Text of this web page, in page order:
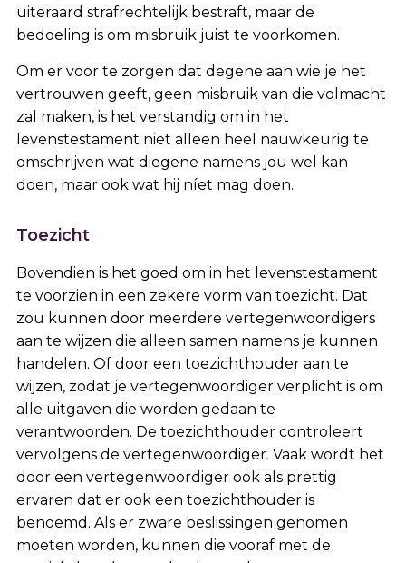
uiteraard strafrechtelijk bestraft, maar de
bedoeling is om misbruik juist te voorkomen.
Om er voor te zorgen dat degene aan wie je het
vertrouwen geeft, geen misbruik van die volmacht
zal maken, is het verstandig om in het
levenstestament niet alleen heel nauwkeurig te
omschrijven wat diegene namens jou wel kan
doen, maar ook wat hij níet mag doen.
Toezicht
Bovendien is het goed om in het levenstestament
te voorzien in een zekere vorm van toezicht. Dat
zou kunnen door meerdere vertegenwoordigers
aan te wijzen die alleen samen namens je kunnen
handelen. Of door een toezichthouder aan te
wijzen, zodat je vertegenwoordiger verplicht is om
alle uitgaven die worden gedaan te
verantwoorden. De toezichthouder controleert
vervolgens de vertegenwoordiger. Vaak wordt het
door een vertegenwoordiger ook als prettig
ervaren dat er ook een toezichthouder is
benoemd. Als er zware beslissingen genomen
moeten worden, kunnen die vooraf met de